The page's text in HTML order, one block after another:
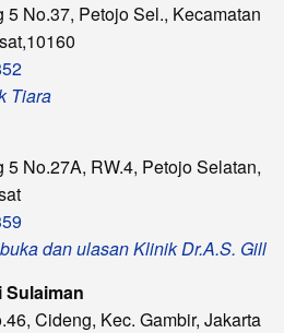
5 No.37, Petojo Sel., Kecamatan
Tiara
5 No.27A, RW.4, Petojo Selatan,
dan ulasan Klinik Dr.A.S. Gill
Sulaiman
Cideng, Kec. Gambir, Jakarta